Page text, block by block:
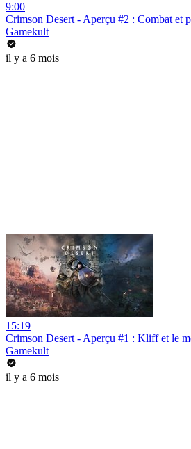
9:00
Crimson Desert - Aperçu #2 : Combat et
Gamekult
il y a 6 mois
15:19
Crimson Desert - Aperçu #1 : Kliff et le
Gamekult
il y a 6 mois